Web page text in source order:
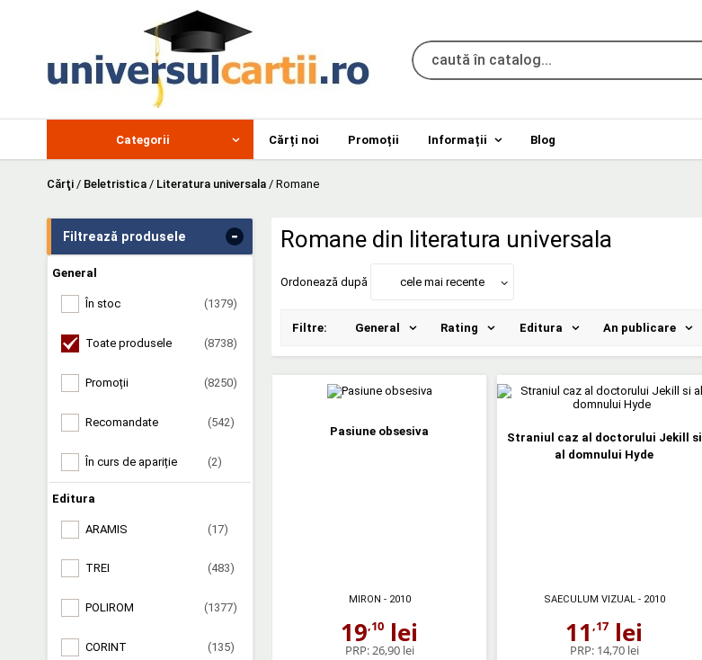
Categorii Cărți noi Promoții Informații Blog
Cărţi / Beletristica / Literatura universala / Romane
Filtrează produsele -
General
În stoc (1379)
Toate produsele (8738)
Promoții (8250)
Recomandate (542)
În curs de apariție (2)
Editura
ARAMIS (17)
TREI (483)
POLIROM (1377)
CORINT (135)
Romane din literatura universala
Ordonează după cele mai recente
Filtre: General Rating Editura An publicare
Pasiune obsesiva
MIRON - 2010
19,10 lei
PRP: 26,90 lei
Straniul caz al doctorului Jekill si
al domnului Hyde
SAECULUM VIZUAL - 2010
11 ,17 lei
PRP: 14,70 lei